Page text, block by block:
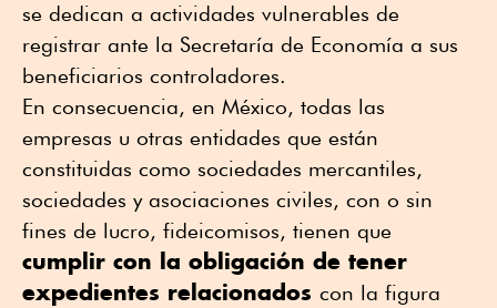
se dedican a actividades vulnerables de
registrar ante la Secretaría de Economía a sus
beneficiarios controladores.
En consecuencia, en México, todas las
empresas u otras entidades que están
constituidas como sociedades mercantiles,
sociedades y asociaciones civiles, con o sin
fines de lucro, fideicomisos, tienen que
cumplir con la obligación de tener
expedientes relacionados con la figura